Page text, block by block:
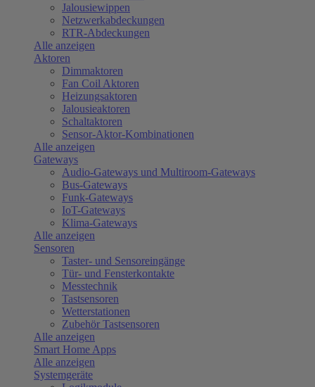
Jalousiewippen
Netzwerkabdeckungen
RTR-Abdeckungen
Alle anzeigen
Aktoren
Dimmaktoren
Fan Coil Aktoren
Heizungsaktoren
Jalousieaktoren
Schaltaktoren
Sensor-Aktor-Kombinationen
Alle anzeigen
Gateways
Audio-Gateways und Multiroom-Gateways
Bus-Gateways
Funk-Gateways
IoT-Gateways
Klima-Gateways
Alle anzeigen
Sensoren
Taster- und Sensoreingänge
Tür- und Fensterkontakte
Messtechnik
Tastsensoren
Wetterstationen
Zubehör Tastsensoren
Alle anzeigen
Smart Home Apps
Alle anzeigen
Systemgeräte